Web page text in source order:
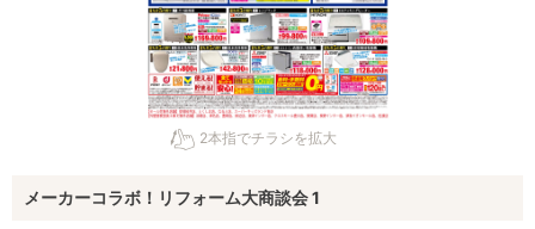
2本指でチラシを拡大
メーカーコラボ！リフォーム大商談会 1